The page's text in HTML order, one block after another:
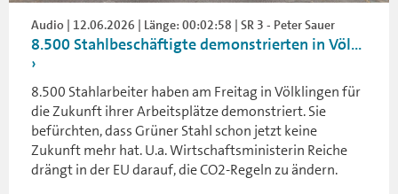
Audio | 12.06.2026 | Länge: 00:02:58 | SR 3 - Peter Sauer
8.500 Stahlbeschäftigte demonstrierten in Völ...
8.500 Stahlarbeiter haben am Freitag in Völklingen für
die Zukunft ihrer Arbeitsplätze demonstriert. Sie
befürchten, dass Grüner Stahl schon jetzt keine
Zukunft mehr hat. U.a. Wirtschaftsministerin Reiche
drängt in der EU darauf, die CO2-Regeln zu ändern.